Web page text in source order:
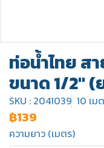
ท่อน้ำไทย ส
ขนาด 1/2"
SKU : 2041039 10 เม
฿139
ความยาว (เมตร)